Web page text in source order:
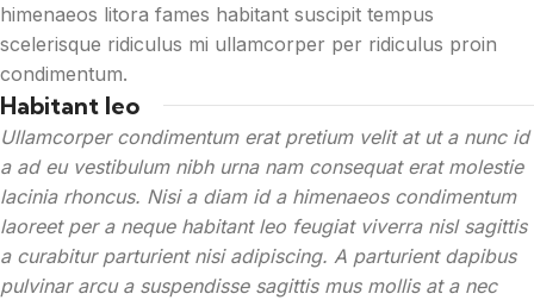
himenaeos litora fames habitant suscipit tempus
scelerisque ridiculus mi ullamcorper per ridiculus proin
condimentum.
Habitant leo
Ullamcorper condimentum erat pretium velit at ut a nunc id
a ad eu vestibulum nibh urna nam consequat erat molestie
lacinia rhoncus. Nisi a diam id a himenaeos condimentum
laoreet per a neque habitant leo feugiat viverra nisl sagittis
a curabitur parturient nisi adipiscing. A parturient dapibus
pulvinar arcu a suspendisse sagittis mus mollis at a nec